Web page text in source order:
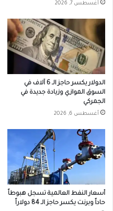
أغسطس 7, 2026
الدولار يكسر حاجز الـ 6 آلاف في
السوق الموازي وزيادة جديدة في
الجمركي
أغسطس 6, 2026
أسعار النفط العالمية تسجل هبوطاً
حاداً وبرنت يكسر حاجز الـ 84 دولاراً